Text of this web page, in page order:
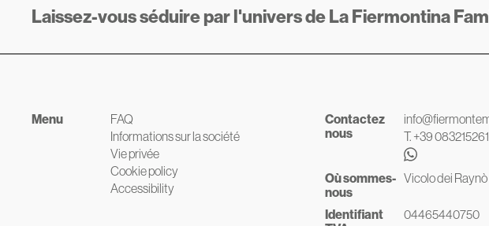
Laissez-vous séduire par l'univers de La Fiermontina
Menu
FAQ
Informations sur la société
Vie privée
Cookie policy
Accessibility
Contactez
nous
T. +39
Où sommes-
nous
Vicolo dei
Identifiant
04465440750